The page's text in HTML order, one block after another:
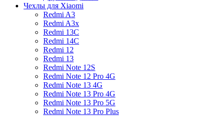
Чехлы для Xiaomi
Redmi A3
Redmi A3x
Redmi 13C
Redmi 14C
Redmi 12
Redmi 13
Redmi Note 12S
Redmi Note 12 Pro 4G
Redmi Note 13 4G
Redmi Note 13 Pro 4G
Redmi Note 13 Pro 5G
Redmi Note 13 Pro Plus